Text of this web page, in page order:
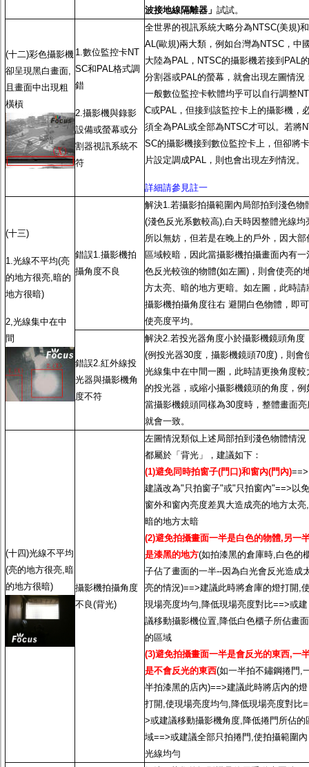
波接地線隔離器」 試試。
(十二)彩色攝影機
卻呈現黑白畫面,
且畫面中出現粗
橫槓
1.數位監控卡NT
SC和PAL格式調
錯
2.攝影機與錄影
設備或螢幕或分
割器視訊系統不
符
全世界的視訊系統大略分為NTSC(美規)
AL(歐規)兩大類，例如台灣為NTSC，中
大陸為PAL，NTSC的攝影機若接到PAL的
分割器或PAL的螢幕，就會出現左圖情況
一般數位監控卡軟體均乎可以自行調整
C或PAL，但接到該監控卡上的攝影機，
須全為PAL或全部為NTSC才可以。若將
SC的攝影機接到數位監控卡上，但卻將卡
片設定調成PAL，則也會出現左列情況。
詳細請參見註一
(十三)
1.光線不平均(亮
的地方很亮,暗的
地方很暗)
2,光線集中在中
間
錯誤1.攝影機拍
攝角度不良
解決1.若攝影拍攝範圍內局部拍到淺色物
(淺色反光系數較高),白天時因整體光線均
所以無妨，但若是在晚上的戶外，因大部
區域較暗，因此當攝影機拍攝畫面內有一
色反光較強的物體(如左圖)，則會使亮的
方太亮、暗的地方更暗。如左圖，此時請
攝影機拍攝角度往右 避開白色物體，即可
使亮度平均。
錯誤2.紅外線投
光器與攝影機角
度不符
解決2.若投光器角度小於攝影機鏡頭角度
(例投光器30度，攝影機鏡頭70度)，則會
光線集中在中間一圈，此時請更換角度較
的投光器，或縮小攝影機鏡頭的角度，例
當攝影機鏡頭同樣為30度時，整體畫面亮
就會一致。
(十四)光線不平均
(亮的地方很亮,暗
的地方很暗)
攝影機拍攝角度
不良(背光)
左圖情況類似上述局部拍到淺色物體情況
都屬於「背光」，建議如下：
(1)避免同時拍窗子(門口)和窗內(門內)==>
建議改為"只拍窗子"或"只拍窗內"==>以免
窗外和窗內亮度差異大造成亮的地方太亮,
暗的地方太暗
(2)避免拍攝畫面一半是白色的物體,另一
是漆黑的地方(如拍漆黑的倉庫時,白色的
子佔了畫面的一半--因為白光會反光造成
亮的情況)==>建議此時將倉庫的燈打開,
現場亮度均勻,降低現場亮度對比==>或建
議移動攝影機位置,降低白色櫃子所佔畫面
的區域
(3)避免拍攝畫面一半是會反光的東西,一
是不會反光的東西(如一半拍不鏽鋼捲門,
半拍漆黑的店內)==>建議此時將店內的燈
打開,使現場亮度均勻,降低現場亮度對比
>或建議移動攝影機角度,降低捲門所佔的
域==>或建議全部只拍捲門,使拍攝範圍內
光線均勻